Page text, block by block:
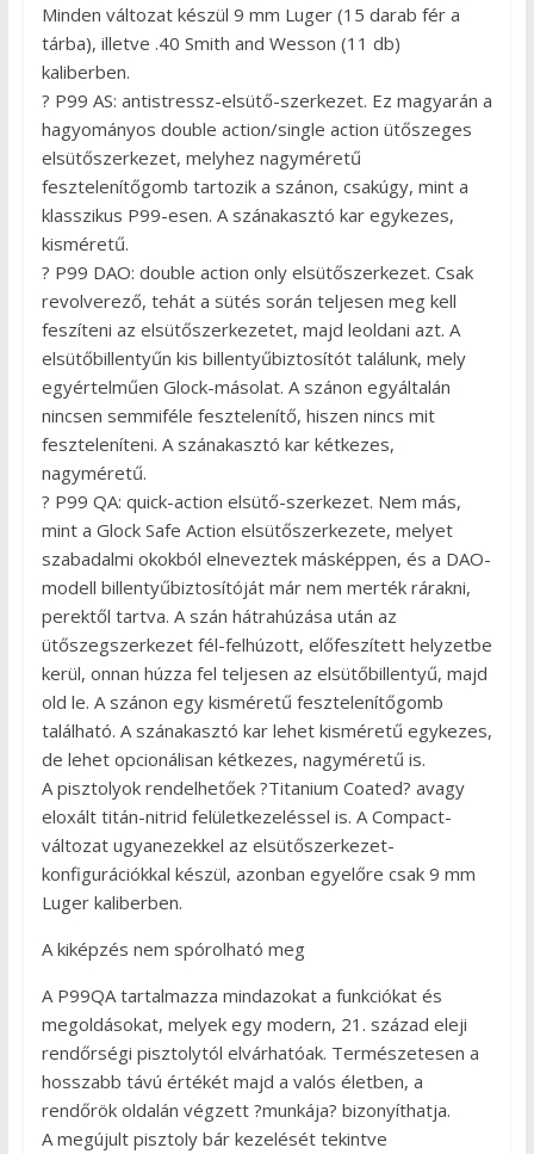
Minden változat készül 9 mm Luger (15 darab fér a
tárba), illetve .40 Smith and Wesson (11 db)
kaliberben.
? P99 AS: antistressz-elsütő-szerkezet. Ez magyarán a
hagyományos double action/single action ütőszeges
elsütőszerkezet, melyhez nagyméretű
fesztelenítőgomb tartozik a szánon, csakúgy, mint a
klasszikus P99-esen. A szánakasztó kar egykezes,
kisméretű.
? P99 DAO: double action only elsütőszerkezet. Csak
revolverező, tehát a sütés során teljesen meg kell
feszíteni az elsütőszerkezetet, majd leoldani azt. A
elsütőbillentyűn kis billentyűbiztosítót találunk, mely
egyértelműen Glock-másolat. A szánon egyáltalán
nincsen semmiféle fesztelenítő, hiszen nincs mit
feszteleníteni. A szánakasztó kar kétkezes,
nagyméretű.
? P99 QA: quick-action elsütő-szerkezet. Nem más,
mint a Glock Safe Action elsütőszerkezete, melyet
szabadalmi okokból elneveztek másképpen, és a DAO-
modell billentyűbiztosítóját már nem merték rárakni,
perektől tartva. A szán hátrahúzása után az
ütőszegszerkezet fél-felhúzott, előfeszített helyzetbe
kerül, onnan húzza fel teljesen az elsütőbillentyű, majd
old le. A szánon egy kisméretű fesztelenítőgomb
található. A szánakasztó kar lehet kisméretű egykezes,
de lehet opcionálisan kétkezes, nagyméretű is.
A pisztolyok rendelhetőek ?Titanium Coated? avagy
eloxált titán-nitrid felületkezeléssel is. A Compact-
változat ugyanezekkel az elsütőszerkezet-
konfigurációkkal készül, azonban egyelőre csak 9 mm
Luger kaliberben.
A kiképzés nem spórolható meg
A P99QA tartalmazza mindazokat a funkciókat és
megoldásokat, melyek egy modern, 21. század eleji
rendőrségi pisztolytól elvárhatóak. Természetesen a
hosszabb távú értékét majd a valós életben, a
rendőrök oldalán végzett ?munkája? bizonyíthatja.
A megújult pisztoly bár kezelését tekintve